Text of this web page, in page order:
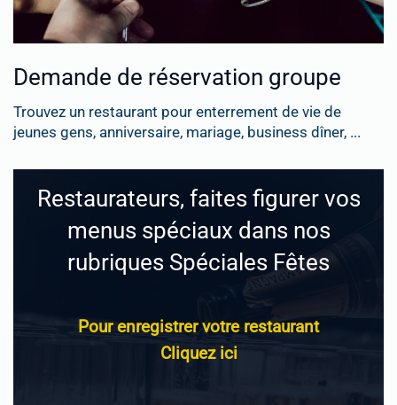
Demande de réservation groupe
Trouvez un restaurant pour enterrement de vie de
jeunes gens, anniversaire, mariage, business dîner, ...
Restaurateurs, faites figurer vos
menus spéciaux dans nos
rubriques Spéciales Fêtes
Pour enregistrer votre restaurant
Cliquez ici